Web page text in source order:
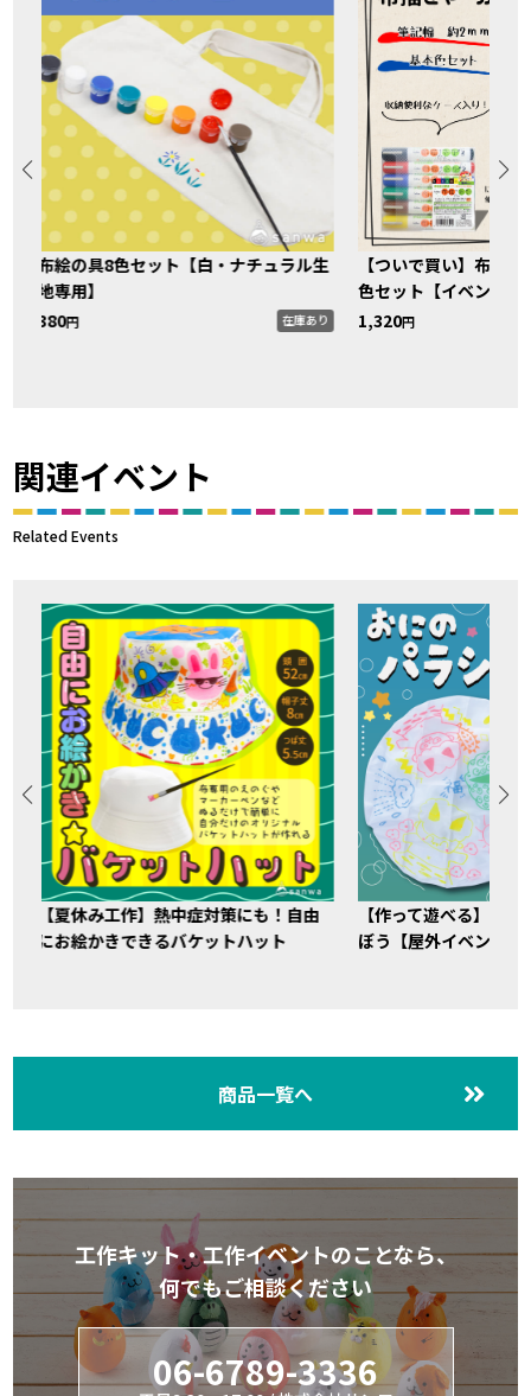
布絵の具8色セット【白・ナチュラル生
地専用】
380円 在庫あり
【ついで買い】布描
色セット【イベントに
1,320円
関連イベント
Related Events
【夏休み工作】熱中症対策にも！自由
にお絵かきできるバケットハット
【作って遊べる】鬼
ぼう【屋外イベント】
商品一覧へ
工作キット・工作イベントのことなら、
何でもご相談ください
06-6789-3336